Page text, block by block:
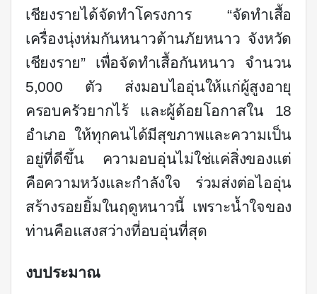
เชียงรายได้จัดทำโครงการ “จัดทำเสื้อ
เครื่องนุ่งห่มกันหนาวต้านภัยหนาว จังหวัด
เชียงราย” เพื่อจัดทำเสื้อกันหนาว จำนวน
5,000 ตัว ส่งมอบไออุ่นให้แก่ผู้สูงอายุ
ครอบครัวยากไร้ และผู้ด้อยโอกาสใน 18
อำเภอ ให้ทุกคนได้มีสุขภาพและความเป็น
อยู่ที่ดีขึ้น ความอบอุ่นไม่ใช่แค่สิ่งของแต่
คือความหวังและกำลังใจ ร่วมส่งต่อไออุ่น
สร้างรอยยิ้มในฤดูหนาวนี้ เพราะน้ำใจของ
ท่านคือแสงสว่างที่อบอุ่นที่สุด
งบประมาณ